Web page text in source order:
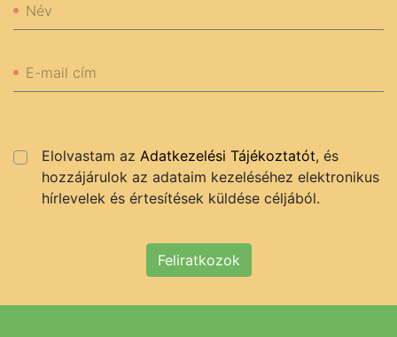
Név
E-mail cím
Elolvastam az Adatkezelési Tájékoztatót, és
hozzájárulok az adataim kezeléséhez elektronikus
hírlevelek és értesítések küldése céljából.
Feliratkozok